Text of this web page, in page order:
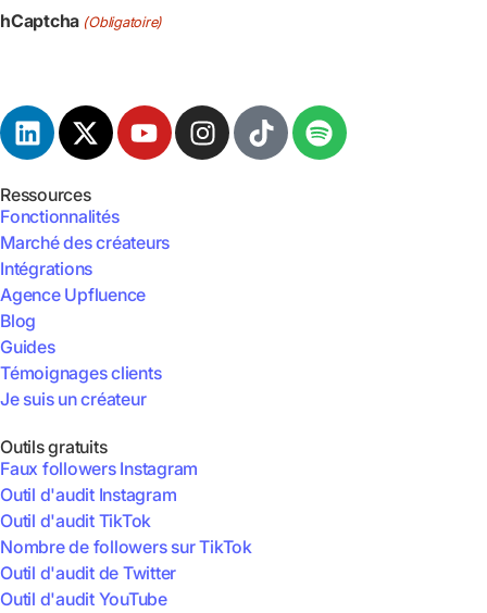
hCaptcha (Obligatoire)
Ressources
Fonctionnalités
Marché des créateurs
Intégrations
Agence Upfluence
Blog
Guides
Témoignages clients
Je suis un créateur
Outils gratuits
Faux followers Instagram
Outil d'audit Instagram
Outil d'audit TikTok
Nombre de followers sur TikTok
Outil d'audit de Twitter
Outil d'audit YouTube